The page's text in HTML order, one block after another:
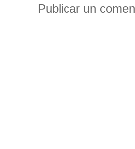
Publicar un